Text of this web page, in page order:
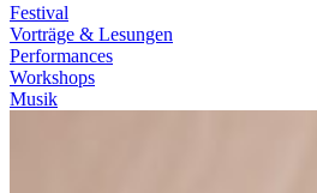
Festival
Vorträge & Lesungen
Performances
Workshops
Musik